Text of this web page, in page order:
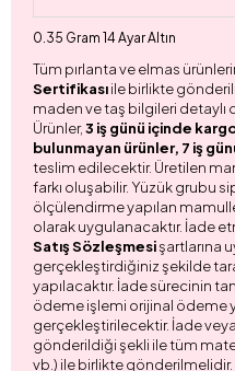
0.35 Gram 14 Ayar Altın
Tüm pırlanta ve elmas
Sertifikasıile birlikte
maden ve taş bilgileri detaylı
Ürünler,3 iş günü içinde
bulunmayan ürünler, 7 iş
teslim edilecektir. Üretilen
farkı oluşabilir. Yüzük grubu
ölçülendirme yapılan
olarak uygulanacaktır. İade
Satış Sözleşmesişartlarına
gerçekleştirdiğiniz şekilde
yapılacaktır. İade sürecinin
ödeme işlemi orijinal ödeme
gerçekleştirilecektir. İade
gönderildiği şekli ile tüm
vb.) ile birlikte